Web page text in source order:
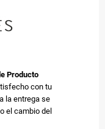
Producto
con tu
la entrega se
el cambio del